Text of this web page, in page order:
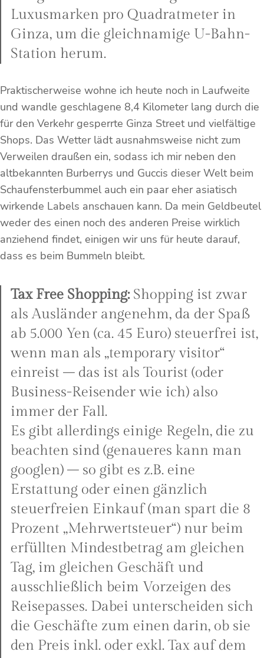
Luxusmarken pro Quadratmeter in
Ginza, um die gleichnamige U-Bahn-
Station herum.
Praktischerweise wohne ich heute noch in Laufweite
und wandle geschlagene 8,4 Kilometer lang durch die
für den Verkehr gesperrte Ginza Street und vielfältige
Shops. Das Wetter lädt ausnahmsweise nicht zum
Verweilen draußen ein, sodass ich mir neben den
altbekannten Burberrys und Guccis dieser Welt beim
Schaufensterbummel auch ein paar eher asiatisch
wirkende Labels anschauen kann. Da mein Geldbeutel
weder des einen noch des anderen Preise wirklich
anziehend findet, einigen wir uns für heute darauf,
dass es beim Bummeln bleibt.
Tax Free Shopping: Shopping ist zwar
als Ausländer angenehm, da der Spaß
ab 5.000 Yen (ca. 45 Euro) steuerfrei ist,
wenn man als „temporary visitor“
einreist – das ist als Tourist (oder
Business-Reisender wie ich) also
immer der Fall.
Es gibt allerdings einige Regeln, die zu
beachten sind (genaueres kann man
googlen) – so gibt es z.B. eine
Erstattung oder einen gänzlich
steuerfreien Einkauf (man spart die 8
Prozent „Mehrwertsteuer“) nur beim
erfüllten Mindestbetrag am gleichen
Tag, im gleichen Geschäft und
ausschließlich beim Vorzeigen des
Reisepasses. Dabei unterscheiden sich
die Geschäfte zum einen darin, ob sie
den Preis inkl. oder exkl. Tax auf dem